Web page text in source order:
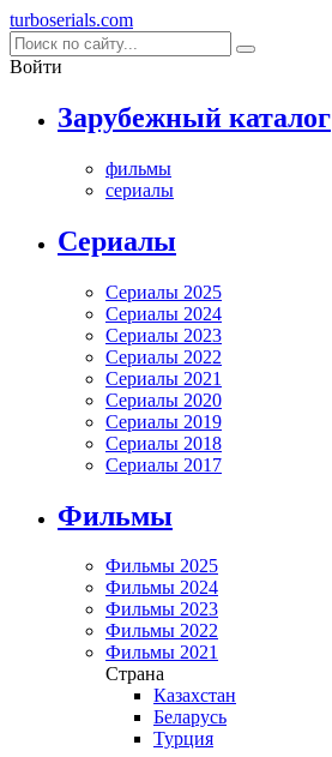
turboserials.com
Войти
Зарубежный каталог
фильмы
сериалы
Cериалы
Сериалы 2025
Сериалы 2024
Сериалы 2023
Сериалы 2022
Сериалы 2021
Сериалы 2020
Сериалы 2019
Сериалы 2018
Сериалы 2017
Фильмы
Фильмы 2025
Фильмы 2024
Фильмы 2023
Фильмы 2022
Фильмы 2021
Страна
Казахстан
Беларусь
Турция